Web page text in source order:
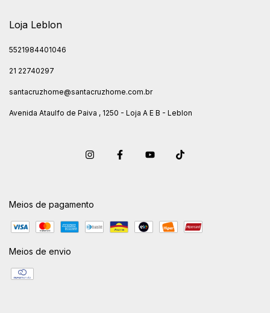
Loja Leblon
5521984401046
21 22740297
santacruzhome@santacruzhome.com.br
Avenida Ataulfo de Paiva , 1250 - Loja A E B - Leblon
Meios de pagamento
Meios de envio